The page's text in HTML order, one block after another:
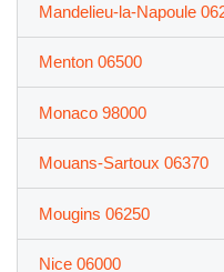
Mandelieu-la-Napoule
Menton 06500
Monaco 98000
Mouans-Sartoux 06370
Mougins 06250
Nice 06000